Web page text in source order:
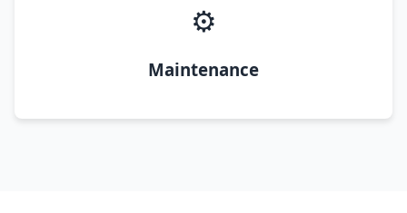
⚙️
Maintenance